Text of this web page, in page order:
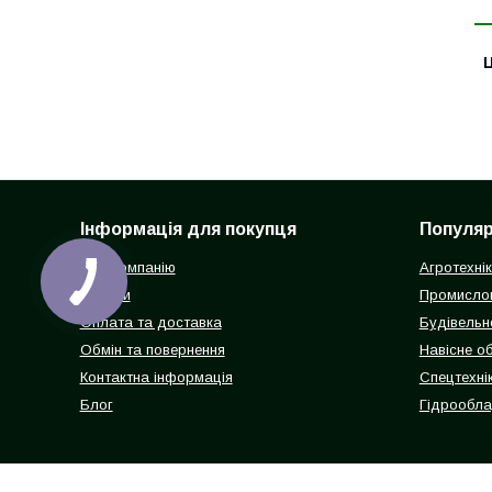
Інформація для покупця
Про компанію
Відгуки
Оплата та доставка
Обмін та повернення
Контактна інформація
Блог
Навісне